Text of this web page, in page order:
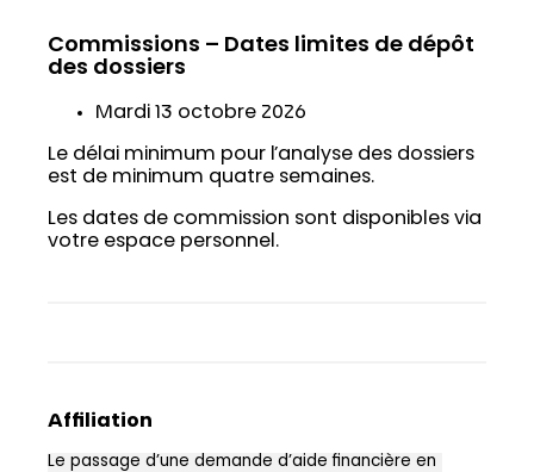
Commissions – Dates limites de dépôt
des dossiers
Mardi 13 octobre 2026
Le délai minimum pour l’analyse des dossiers
est de minimum quatre semaines.
Les dates de commission sont disponibles via
votre espace personnel.
Affiliation
Le passage d’une demande d’aide financière en